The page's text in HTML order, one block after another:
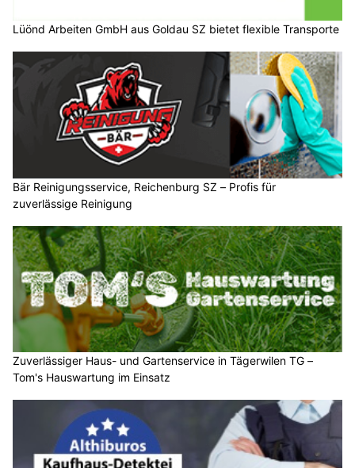
Lüönd Arbeiten GmbH aus Goldau SZ bietet flexible Transporte
Bär Reinigungsservice, Reichenburg SZ – Profis für
zuverlässige Reinigung
Zuverlässiger Haus- und Gartenservice in Tägerwilen TG –
Tom's Hauswartung im Einsatz